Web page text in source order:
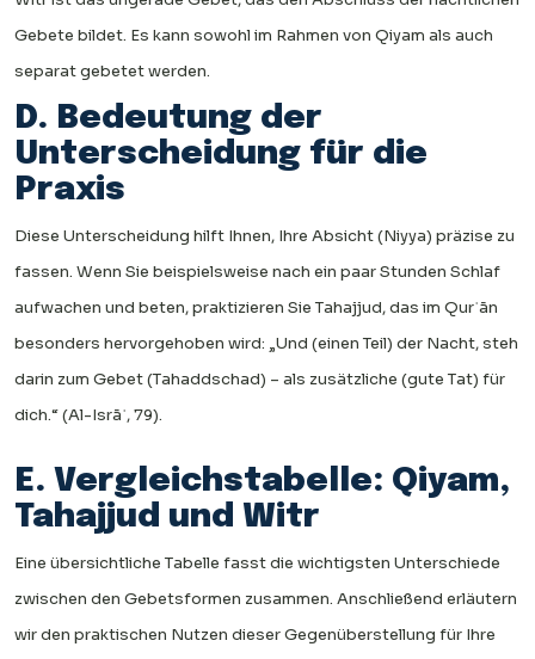
Gebete bildet. Es kann sowohl im Rahmen von Qiyam als auch
separat gebetet werden.
D. Bedeutung der
Unterscheidung für die
Praxis
Diese Unterscheidung hilft Ihnen, Ihre Absicht (Niyya) präzise zu
fassen. Wenn Sie beispielsweise nach ein paar Stunden Schlaf
aufwachen und beten, praktizieren Sie Tahajjud, das im Qurʾān
besonders hervorgehoben wird: „Und (einen Teil) der Nacht, steh
darin zum Gebet (Tahaddschad) – als zusätzliche (gute Tat) für
dich.“ (Al-Isrāʾ, 79).
E. Vergleichstabelle: Qiyam,
Tahajjud und Witr
Eine übersichtliche Tabelle fasst die wichtigsten Unterschiede
zwischen den Gebetsformen zusammen. Anschließend erläutern
wir den praktischen Nutzen dieser Gegenüberstellung für Ihre